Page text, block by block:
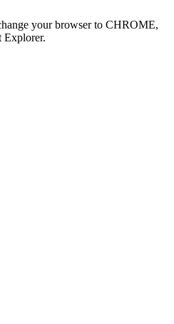
your browser to CHROME,